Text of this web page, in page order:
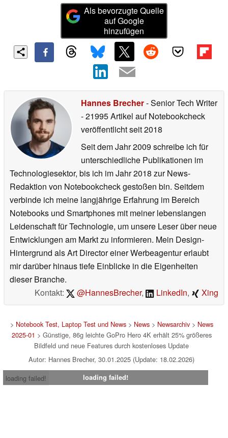
Als bevorzugte Quelle
auf Google
hinzufügen
Hannes Brecher- Senior Tech Writer
- 21995 Artikel auf Notebookcheck
veröffentlichtseit 2018
Seit dem Jahr 2009 schreibe ich für
unterschiedliche Publikationen im
Technologiesektor, bis ich im Jahr 2018 zur News-
Redaktion von Notebookcheck gestoßen bin. Seitdem
verbinde ich meine langjährige Erfahrung im Bereich
Notebooks und Smartphones mit meiner lebenslangen
Leidenschaft für Technologie, um unsere Leser über neue
Entwicklungen am Markt zu informieren. Mein Design-
Hintergrund als Art Director einer Werbeagentur erlaubt
mir darüber hinaus tiefe Einblicke in die Eigenheiten
dieser Branche.
Kontakt:
@HannesBrecher, LinkedIn, Xing
> Notebook Test, Laptop Test und News> News> Newsarchiv> News
2025-01 > Günstige, 86g leichte GoPro Hero 4K erhält 25% größeres
Bildfeld und neue Features durch kostenloses Update
Autor: Hannes Brecher, 30.01.2025 (Update: 18.02.2026)
loading failed!
loading failed!